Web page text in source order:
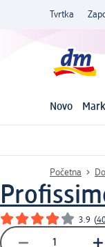
Tvrtka
Novo
Početna
3.9 (